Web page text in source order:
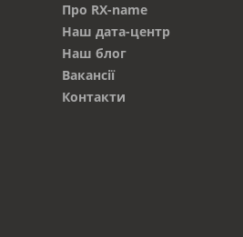
Про RX-name
Наш дата-центр
Наш блог
Вакансії
Контакти